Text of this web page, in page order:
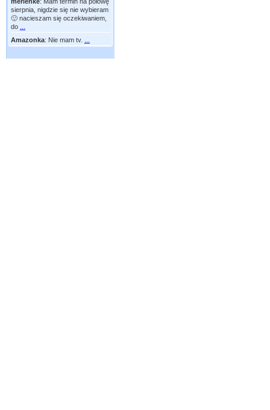
sierpnia, nigdzie się nie wybieram
🙂 nacieszam się oczekiwaniem,
do
Amazonka: Nie mam tv.